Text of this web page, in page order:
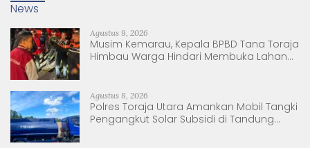
News
Agustus 9, 2026
Musim Kemarau, Kepala BPBD Tana Toraja
Himbau Warga Hindari Membuka Lahan
Agustus 8, 2026
Polres Toraja Utara Amankan Mobil Tangki
Pengangkut Solar Subsidi di Tandung